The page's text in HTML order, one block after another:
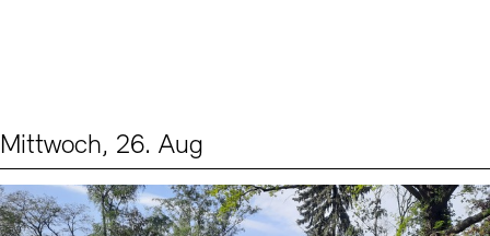
Mittwoch, 26. Aug